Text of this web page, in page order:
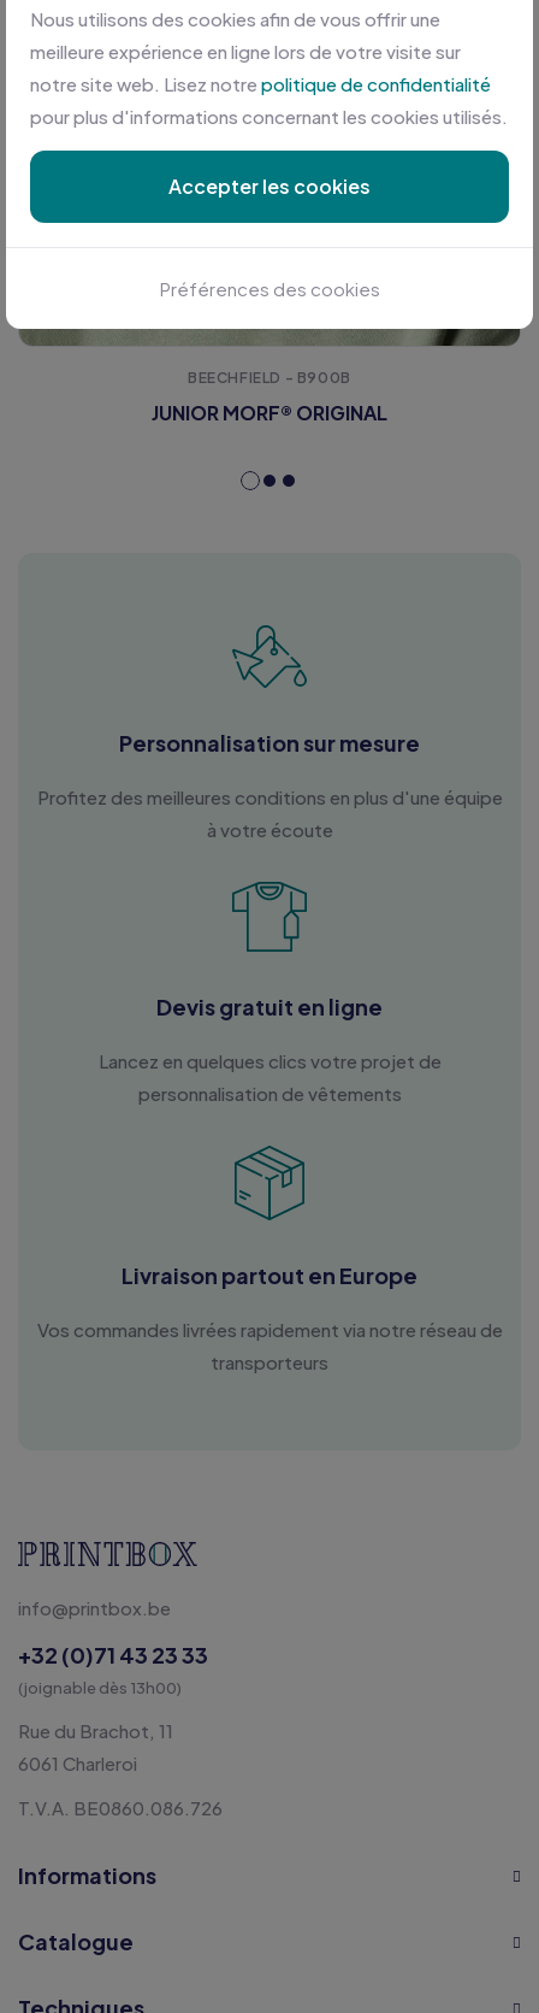
BEECHFIELD - B900B
JUNIOR MORF® ORIGINAL
Personnalisation sur mesure
Profitez des meilleures conditions en plus d'une équipe
à votre écoute
Devis gratuit en ligne
Lancez en quelques clics votre projet de
personnalisation de vêtements
Livraison partout en Europe
Vos commandes livrées rapidement via notre réseau de
transporteurs
info@printbox.be
+32 (0)71 43 23 33
(joignable dès 13h00)
Rue du Brachot, 11
6061 Charleroi
T.V.A. BE0860.086.726
Informations
Catalogue
Nous utilisons des cookies afin de vous offrir une
meilleure expérience en ligne lors de votre visite sur
notre site web. Lisez notre politique de confidentialité
pour plus d'informations concernant les cookies utilisés.
Accepter les cookies
Préférences des cookies